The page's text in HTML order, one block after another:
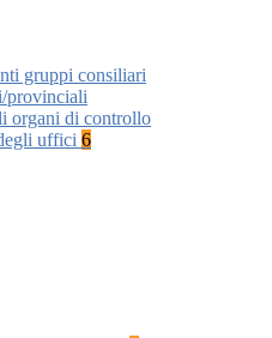
gruppi consiliari
provinciali
organi di controllo
uffici 6